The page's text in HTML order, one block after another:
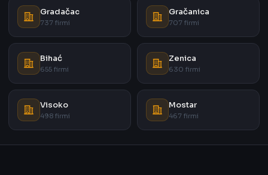
Gradačac
737 firmi
Gračanica
707 firmi
Bihać
655 firmi
Zenica
630 firmi
Visoko
498 firmi
Mostar
467 firmi